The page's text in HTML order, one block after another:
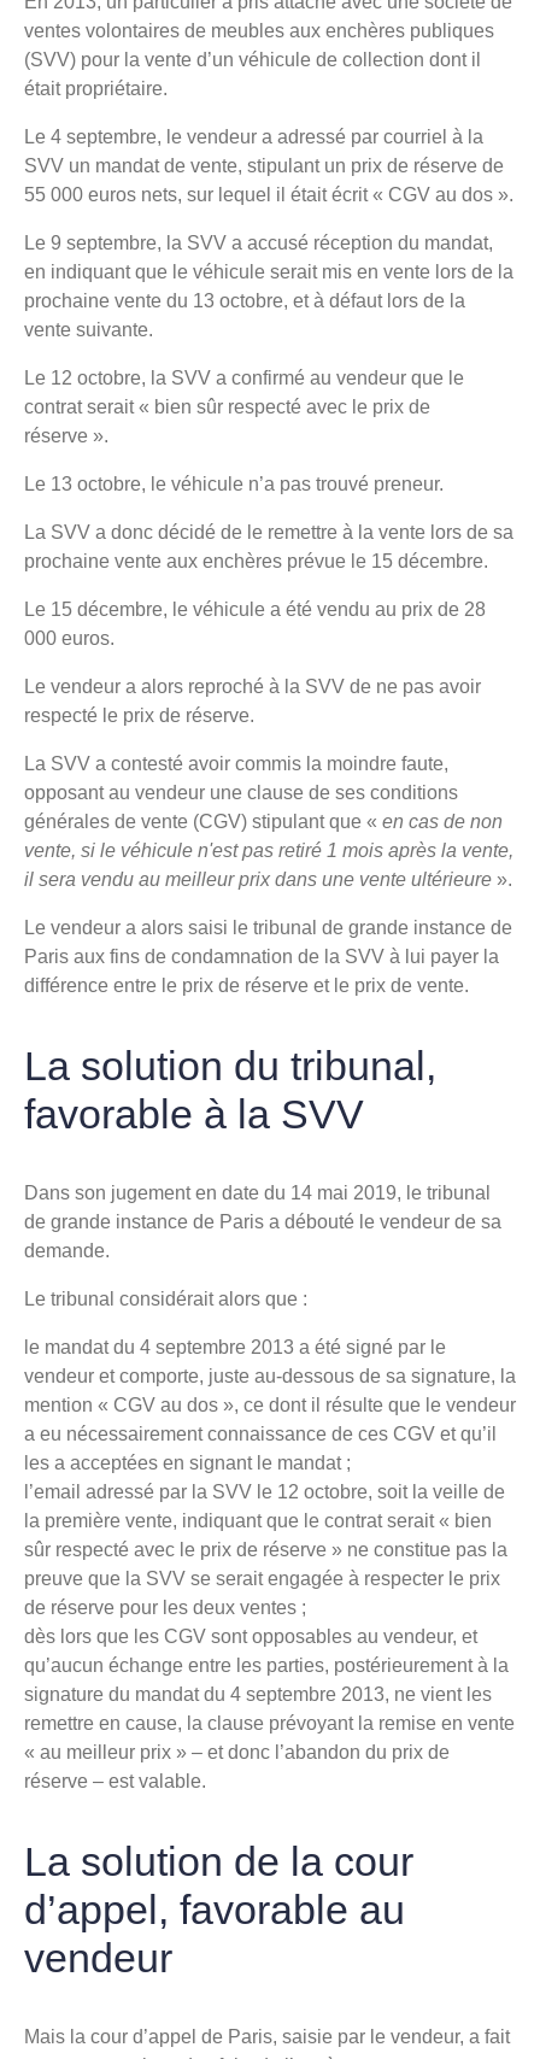
ventes volontaires de meubles aux enchères publiques
(SVV) pour la vente d’un véhicule de collection dont il
était propriétaire.
Le 4 septembre, le vendeur a adressé par courriel à la
SVV un mandat de vente, stipulant un prix de réserve de
55 000 euros nets, sur lequel il était écrit « CGV au dos ».
Le 9 septembre, la SVV a accusé réception du mandat,
en indiquant que le véhicule serait mis en vente lors de la
prochaine vente du 13 octobre, et à défaut lors de la
vente suivante.
Le 12 octobre, la SVV a confirmé au vendeur que le
contrat serait « bien sûr respecté avec le prix de
réserve ».
Le 13 octobre, le véhicule n’a pas trouvé preneur.
La SVV a donc décidé de le remettre à la vente lors de sa
prochaine vente aux enchères prévue le 15 décembre.
Le 15 décembre, le véhicule a été vendu au prix de 28
000 euros.
Le vendeur a alors reproché à la SVV de ne pas avoir
respecté le prix de réserve.
La SVV a contesté avoir commis la moindre faute,
opposant au vendeur une clause de ses conditions
générales de vente (CGV) stipulant que « en cas de non
vente, si le véhicule n'est pas retiré 1 mois après la vente,
il sera vendu au meilleur prix dans une vente ultérieure ».
Le vendeur a alors saisi le tribunal de grande instance de
Paris aux fins de condamnation de la SVV à lui payer la
différence entre le prix de réserve et le prix de vente.
La solution du tribunal,
favorable à la SVV
Dans son jugement en date du 14 mai 2019, le tribunal
de grande instance de Paris a débouté le vendeur de sa
demande.
Le tribunal considérait alors que :
le mandat du 4 septembre 2013 a été signé par le
vendeur et comporte, juste au-dessous de sa signature, la
mention « CGV au dos », ce dont il résulte que le vendeur
a eu nécessairement connaissance de ces CGV et qu’il
les a acceptées en signant le mandat ;
l’email adressé par la SVV le 12 octobre, soit la veille de
la première vente, indiquant que le contrat serait « bien
sûr respecté avec le prix de réserve » ne constitue pas la
preuve que la SVV se serait engagée à respecter le prix
de réserve pour les deux ventes ;
dès lors que les CGV sont opposables au vendeur, et
qu’aucun échange entre les parties, postérieurement à la
signature du mandat du 4 septembre 2013, ne vient les
remettre en cause, la clause prévoyant la remise en vente
« au meilleur prix » – et donc l’abandon du prix de
réserve – est valable.
La solution de la cour
d’appel, favorable au
vendeur
Mais la cour d’appel de Paris, saisie par le vendeur, a fait